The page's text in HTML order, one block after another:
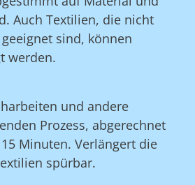
Auch Textilien, die nicht
sind, können
werden.
und andere
Prozess, abgerechnet
Minuten. Verlängert die
spürbar.